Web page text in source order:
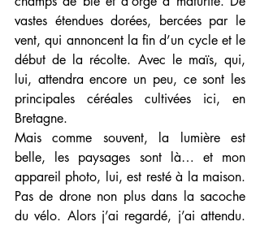
vastes étendues dorées, bercées par le
vent, qui annoncent la fin d’un cycle et le
début de la récolte. Avec le maïs, qui,
lui, attendra encore un peu, ce sont les
principales céréales cultivées ici, en
Bretagne.
Mais comme souvent, la lumière est
belle, les paysages sont là… et mon
appareil photo, lui, est resté à la maison.
Pas de drone non plus dans la sacoche
du vélo. Alors j’ai regardé, j’ai attendu.